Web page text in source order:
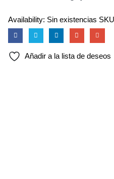
Availability: Sin existencias
Añadir a la lista de deseos